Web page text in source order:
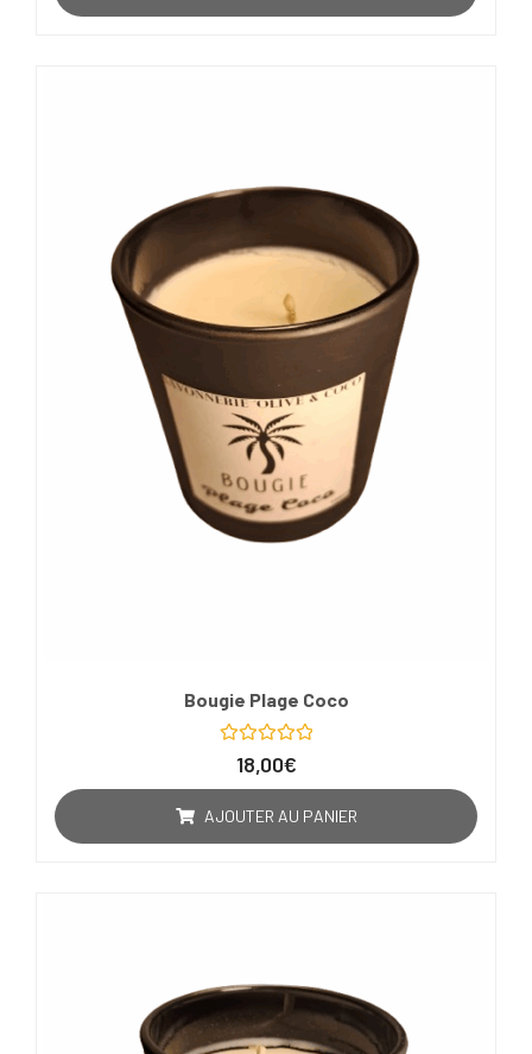
Bougie Plage Coco
Note
sur
5
18,00€
AJOUTER AU PANIER